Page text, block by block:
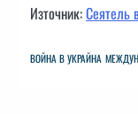
Източник:Сеятель
ВОЙНА В УКРАЙНА